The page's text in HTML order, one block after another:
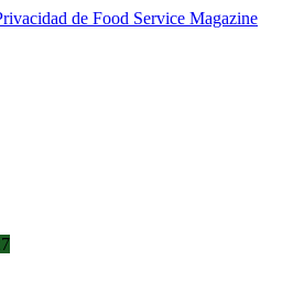
de Food Service Magazine